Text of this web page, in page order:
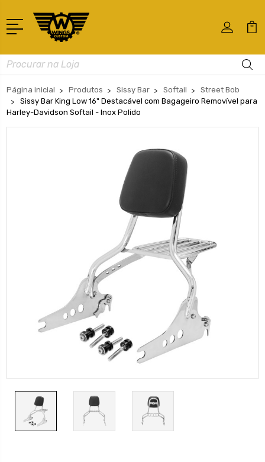
Busca
Página inicial Produtos Sissy Bar Softail
Street Bob
Sissy Bar King Low 16" Destacável com Bagageiro Removível para
Harley-Davidson Softail - Inox Polido